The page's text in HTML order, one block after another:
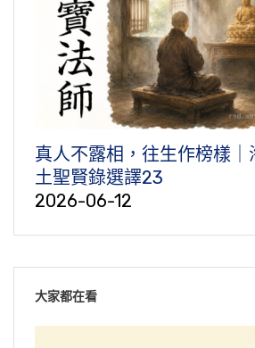
真人不露相，往生作榜樣
土聖賢錄選譯23
2026-06-12
大家都在看